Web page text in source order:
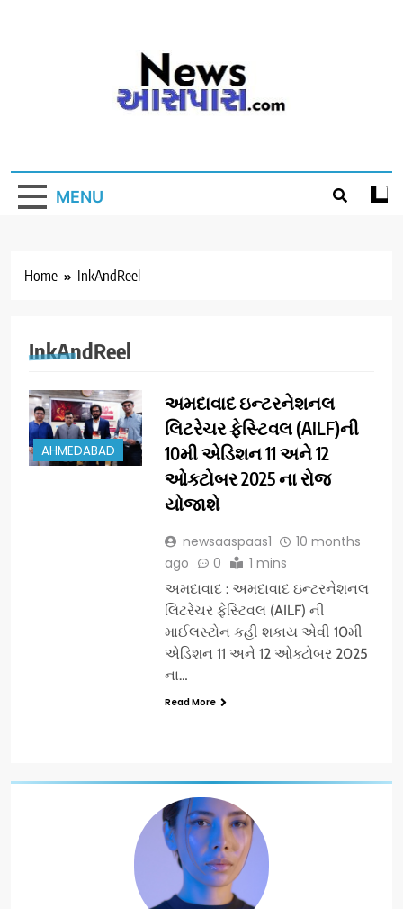
MENU
Home InkAndReel
InkAndReel
AHMEDABAD
અમદાવાદ ઇન્ટરનેશનલ
લિટરેચર ફેસ્ટિવલ (AILF)ની
10મી એડિશન 11 અને 12
ઓક્ટોબર 2025 ના રોજ
યોજાશે
newsaaspaas1
10 months
ago
0 1 mins
અમદાવાદ : અમદાવાદ ઇન્ટરનેશનલ
લિટરેચર ફેસ્ટિવલ (AILF) ની
માઈલસ્ટોન કહી શકાય એવી 10મી
એડિશન 11 અને 12 ઓક્ટોબર 2025
ના…
Read More